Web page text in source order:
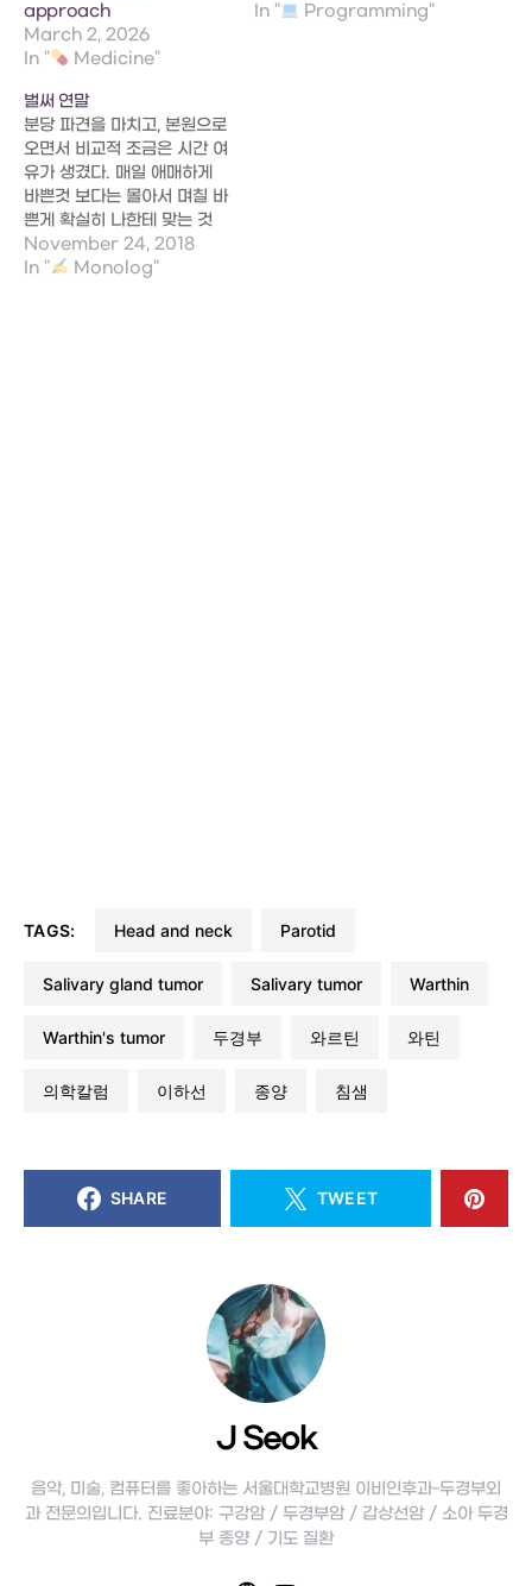
approach
March 2, 2026
In "
Medicine"
In "
Programming"
벌써 연말
분당 파견을 마치고, 본원으로
오면서 비교적 조금은 시간 여
유가 생겼다. 매일 애매하게
바쁜것 보다는 몰아서 며칠 바
쁜게 확실히 나한테 맞는 것
같다는 느낌 # 5월부터 시작
해서 벌써 반년이 지났는데
November 24, 2018
In "
Monolog"
TAGS: head and neck parotid
Salivary gland tumor salivary tumor warthin
warthin's tumor 두경부 와르틴 와틴
의학칼럼 이하선 종양 침샘
SHARE TWEET
J Seok
음악, 미술, 컴퓨터를 좋아하는 서울대학교병원 이비인후과-두경부외
과 전문의입니다. 진료분야: 구강암 / 두경부암 / 갑상선암 / 소아 두경
부 종양 / 기도 질환